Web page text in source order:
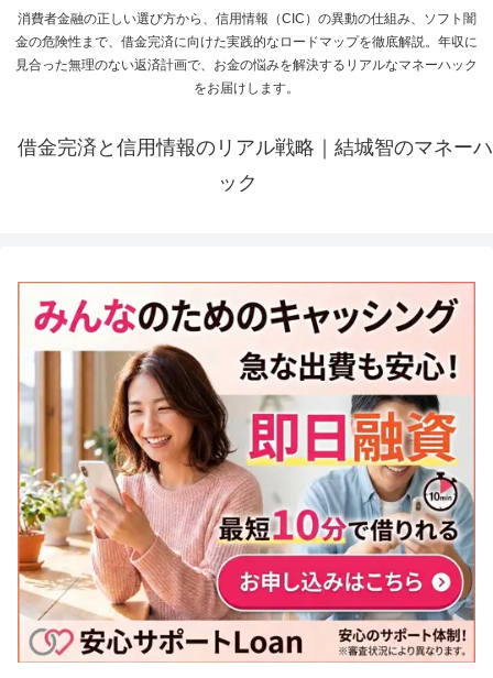
消費者金融の正しい選び方から、信用情報（CIC）の異動の仕組み、ソフト闇
金の危険性まで、借金完済に向けた実践的なロードマップを徹底解説。年収に
見合った無理のない返済計画で、お金の悩みを解決するリアルなマネーハック
をお届けします。
借金完済と信用情報のリアル戦略｜結城智のマネーハ
ック